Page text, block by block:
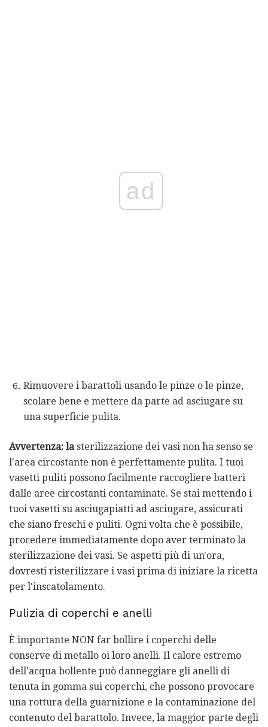
ad
Rimuovere i barattoli usando le pinze o le pinze,
scolare bene e mettere da parte ad asciugare su
una superficie pulita.
Avvertenza: lasterilizzazione dei vasi non ha senso se
l'area circostante non è perfettamente pulita. I tuoi
vasetti puliti possono facilmente raccogliere batteri
dalle aree circostanti contaminate. Se stai mettendo i
tuoi vasetti su asciugapiatti ad asciugare, assicurati
che siano freschi e puliti. Ogni volta che è possibile,
procedere immediatamente dopo aver terminato la
sterilizzazione dei vasi. Se aspetti più di un'ora,
dovresti risterilizzare i vasi prima di iniziare la ricetta
per l'inscatolamento.
Pulizia di coperchi e anelli
È importante NON far bollire i coperchi delle
conserve di metallo oi loro anelli. Il calore estremo
dell'acqua bollente può danneggiare gli anelli di
tenuta in gomma sui coperchi, che possono provocare
una rottura della guarnizione e la contaminazione del
contenuto del barattolo. Invece, la maggior parte degli